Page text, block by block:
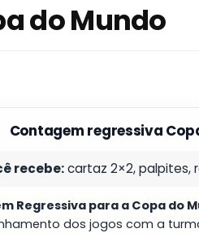
do Mundo
Contagem regressiva
recebe:cartaz 2×2, palpites,
Regressiva para a Copa do
dos jogos com a